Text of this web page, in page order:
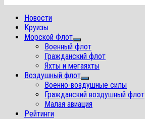
Новости
Круизы
Морской Флот
Показать
подменю
Военный флот
Гражданский флот
Яхты и мегаяхты
Воздушный флот
Показать
подменю
Военно-воздушные силы
Гражданский воздушный флот
Малая авиация
Рейтинги